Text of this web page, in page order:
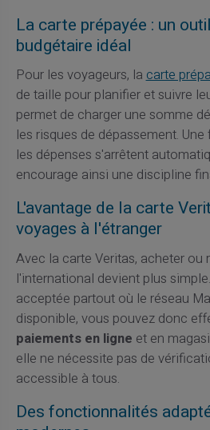
La carte prépayée : un
budgétaire idéal
Pour les voyageurs, lacarte
de taille pour planifier et suivre
permet de charger une somme
les risques de dépassement.
les dépenses s'arrêtent
encourage ainsi une discipline
L'avantage de la carte
voyages à l'étranger
Avec la carte Veritas, acheter ou
l'international devient plus
acceptée partout où le réseau
disponible, vous pouvez donc
paiements en ligne et en
elle ne nécessite pas de
accessible à tous.
Des fonctionnalités